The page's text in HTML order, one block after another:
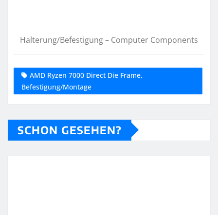
Halterung/Befestigung – Computer Components
AMD Ryzen 7000 Direct Die Frame,
Befestigung/Montage
SCHON GESEHEN?